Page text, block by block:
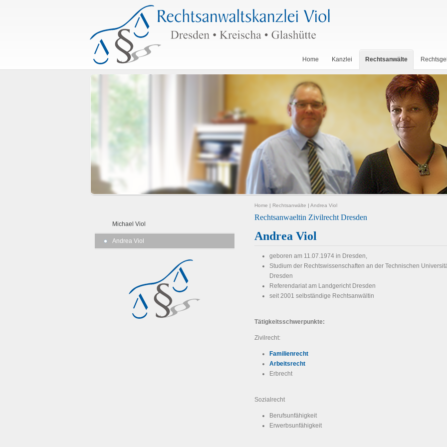
Home Kanzlei Rechtsanwälte
Michael Viol
Andrea Viol
Home | Rechtsanwälte | Andrea Viol
Rechtsanwaeltin Zivilrecht Dresden
Andrea Viol
geboren am 11.07.1974 in Dresden,
Studium der Rechtswissenschaften an der Technischen
Dresden
Referendariat am Landgericht Dresden
seit 2001 selbständige Rechtsanwältin
Tätigkeitsschwerpunkte:
Zivilrecht:
Familienrecht
Arbeitsrecht
Erbrecht
Sozialrecht
Berufsunfähigkeit
Erwerbsunfähigkeit